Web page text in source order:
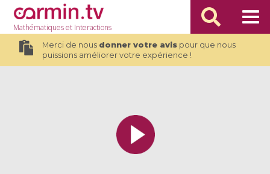
Mathématiqueset Interactions
Merci de nous donner votre avispour que nous
puissions améliorer votre expérience !